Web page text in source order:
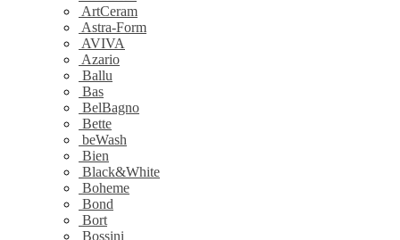
ArtCeram
Astra-Form
AVIVA
Azario
Ballu
Bas
BelBagno
Bette
beWash
Bien
Black&White
Boheme
Bond
Bort
Bossini